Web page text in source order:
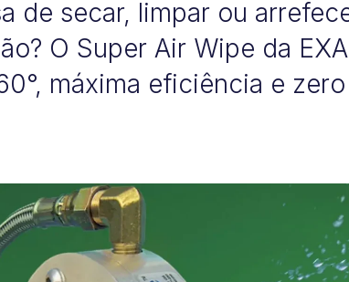
de secar, limpar ou
O Super Air Wipe da
máxima eficiência e